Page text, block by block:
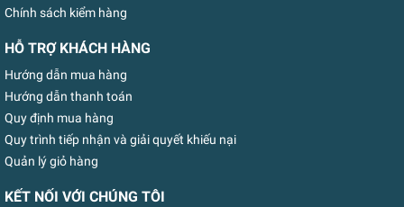
Chính sách kiểm hàng
HỖ TRỢ KHÁCH HÀNG
Hướng dẫn mua hàng
Hướng dẫn thanh toán
Quy định mua hàng
Quy trình tiếp nhận và giải quyết khiếu nại
Quản lý giỏ hàng
KẾT NỐI VỚI CHÚNG TÔI